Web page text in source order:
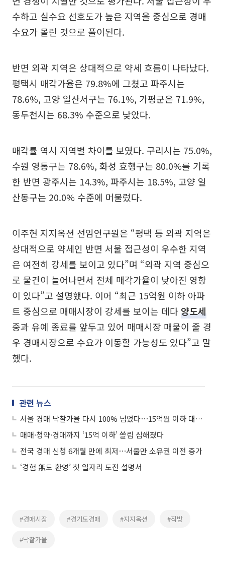
수하고 실수요 선호도가 높은 지역을 중심으로 경매
수요가 몰린 것으로 풀이된다.
반면 외곽 지역은 상대적으로 약세 흐름이 나타났다.
평택시 매각가율은 79.8%에 그쳤고 파주시는
78.6%, 고양 일산서구는 76.1%, 가평군은 71.9%,
동두천시는 68.3% 수준으로 낮았다.
매각률 역시 지역별 차이를 보였다. 구리시는 75.0%,
수원 영통구는 78.6%, 화성 효행구는 80.0%를 기록
한 반면 광주시는 14.3%, 파주시는 18.5%, 고양 일
산동구는 20.0% 수준에 머물렀다.
이주현 지지옥션 선임연구원은 “평택 등 외곽 지역은
상대적으로 약세인 반면 서울 접근성이 우수한 지역
은 여전히 강세를 보이고 있다”며 “외곽 지역 중심으
로 물건이 늘어나면서 전체 매각가율이 낮아진 영향
이 있다”고 설명했다. 이어 “최근 15억원 이하 아파
트 중심으로 매매시장이 강세를 보이는 데다양도세
중과 유예 종료를 앞두고 있어 매매시장 매물이 줄 경
우 경매시장으로 수요가 이동할 가능성도 있다”고 말
했다.
관련 뉴스
서울 경매 낙찰가율 다시 100% 넘었다⋯15억원 이하 대단지 강세
매매·청약·경매까지 ‘15억 이하’ 쏠림 심해졌다
전국 경매 신청 6개월 만에 최저⋯서울만 소유권 이전 증가
‘경험 無도 환영’ 첫 일자리 도전 설명서
#경매시장 #경기도경매 #지지옥션 #직방
#낙찰가율